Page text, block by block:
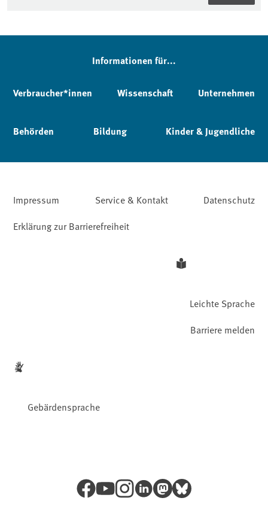
Informationen für...
Verbraucher*innen Wissenschaft Unternehmen
Behörden Bildung Kinder & Jugendliche
Impressum Service & Kontakt
Datenschutz
Erklärung zur Barrierefreiheit
Leichte Sprache
Gebärdensprache
Barriere melden